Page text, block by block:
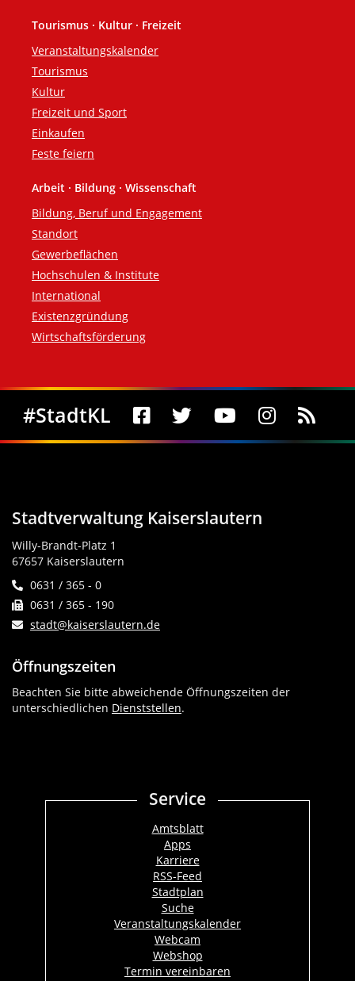
Tourismus · Kultur · Freizeit
Veranstaltungskalender
Tourismus
Kultur
Freizeit und Sport
Einkaufen
Feste feiern
Arbeit · Bildung · Wissenschaft
Bildung, Beruf und Engagement
Standort
Gewerbeflächen
Hochschulen & Institute
International
Existenzgründung
Wirtschaftsförderung
Social Media
#StadtKL
Stadtverwaltung Kaiserslautern
Willy-Brandt-Platz 1
67657 Kaiserslautern
0631 / 365 - 0
0631 / 365 - 190
stadt@kaiserslautern.de
Öffnungszeiten
Beachten Sie bitte abweichende Öffnungszeiten der
unterschiedlichen Dienststellen.
Service
Amtsblatt
Apps
Karriere
RSS-Feed
Stadtplan
Suche
Veranstaltungskalender
Webcam
Webshop
Termin vereinbaren